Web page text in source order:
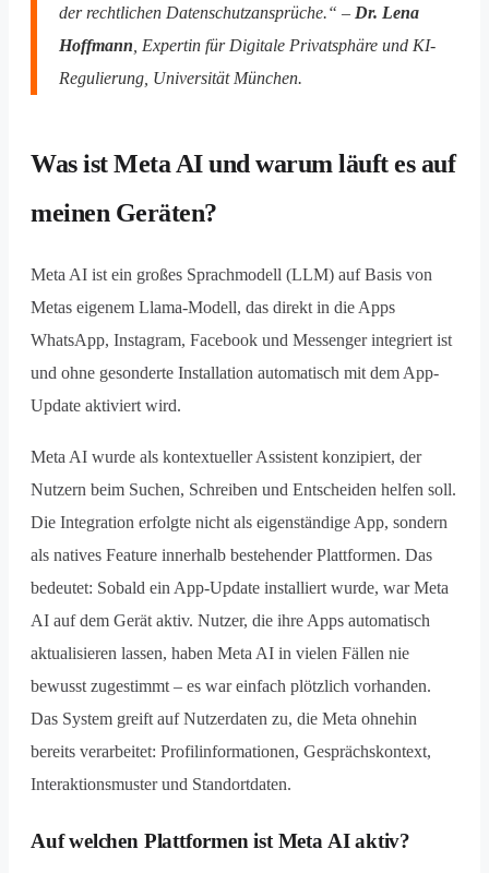
der rechtlichen Datenschutzansprüche.“ – Dr. Lena
Hoffmann, Expertin für Digitale Privatsphäre und KI-
Regulierung, Universität München.
Was ist Meta AI und warum läuft es auf
meinen Geräten?
Meta AI ist ein großes Sprachmodell (LLM) auf Basis von
Metas eigenem Llama-Modell, das direkt in die Apps
WhatsApp, Instagram, Facebook und Messenger integriert ist
und ohne gesonderte Installation automatisch mit dem App-
Update aktiviert wird.
Meta AI wurde als kontextueller Assistent konzipiert, der
Nutzern beim Suchen, Schreiben und Entscheiden helfen soll.
Die Integration erfolgte nicht als eigenständige App, sondern
als natives Feature innerhalb bestehender Plattformen. Das
bedeutet: Sobald ein App-Update installiert wurde, war Meta
AI auf dem Gerät aktiv. Nutzer, die ihre Apps automatisch
aktualisieren lassen, haben Meta AI in vielen Fällen nie
bewusst zugestimmt – es war einfach plötzlich vorhanden.
Das System greift auf Nutzerdaten zu, die Meta ohnehin
bereits verarbeitet: Profilinformationen, Gesprächskontext,
Interaktionsmuster und Standortdaten.
Auf welchen Plattformen ist Meta AI aktiv?